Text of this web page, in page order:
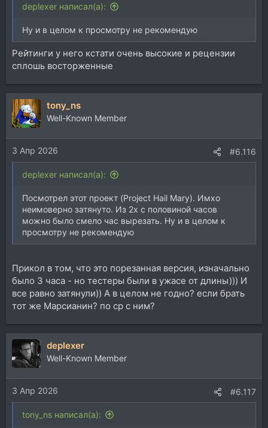
deplexer написал(а):
Ну и в целом к просмотру не рекомендую
Рейтинги у него кстати очень высокие и рецензии
сплошь восторженные
tony_ns
Well-Known Member
3 Апр 2026 #6.116
deplexer написал(а):
Посмотрел этот проект (Project Hail Mary). Имхо
неимоверно затянуто. Из 2х с половиной часов
можно было смело час вырезать. Ну и в целом к
просмотру не рекомендую
Прикол в том, что это порезанная версия, изначально
было 3 часа - но тестеры были в ужасе от длины))) И
все равно затянули)) А в целом не годно? если брать
тот же Марсианин? по ср с ним?
deplexer
Well-Known Member
3 Апр 2026 #6.117
tony_ns написал(а):